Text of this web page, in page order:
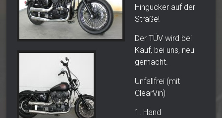
Hingucker auf der
Straße!
Der TÜV wird bei
Kauf, bei uns, neu
gemacht.
Unfallfrei (mit
ClearVin)
1. Hand